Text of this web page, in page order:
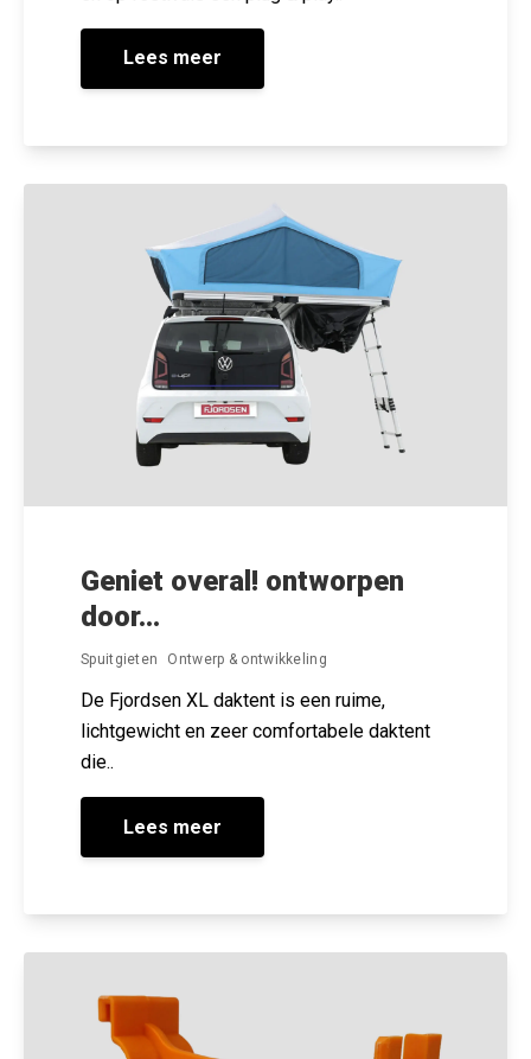
Lees meer
Geniet overal! ontworpen
door...
Spuitgieten Ontwerp & ontwikkeling
De Fjordsen XL daktent is een ruime,
lichtgewicht en zeer comfortabele daktent
die..
Lees meer